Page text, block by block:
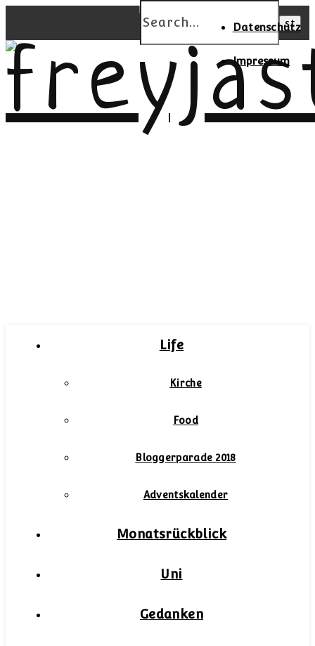
Datenschutz
Impressum
Life
Kirche
Food
Bloggerparade 2018
Adventskalender
Monatsrückblick
Uni
Gedanken